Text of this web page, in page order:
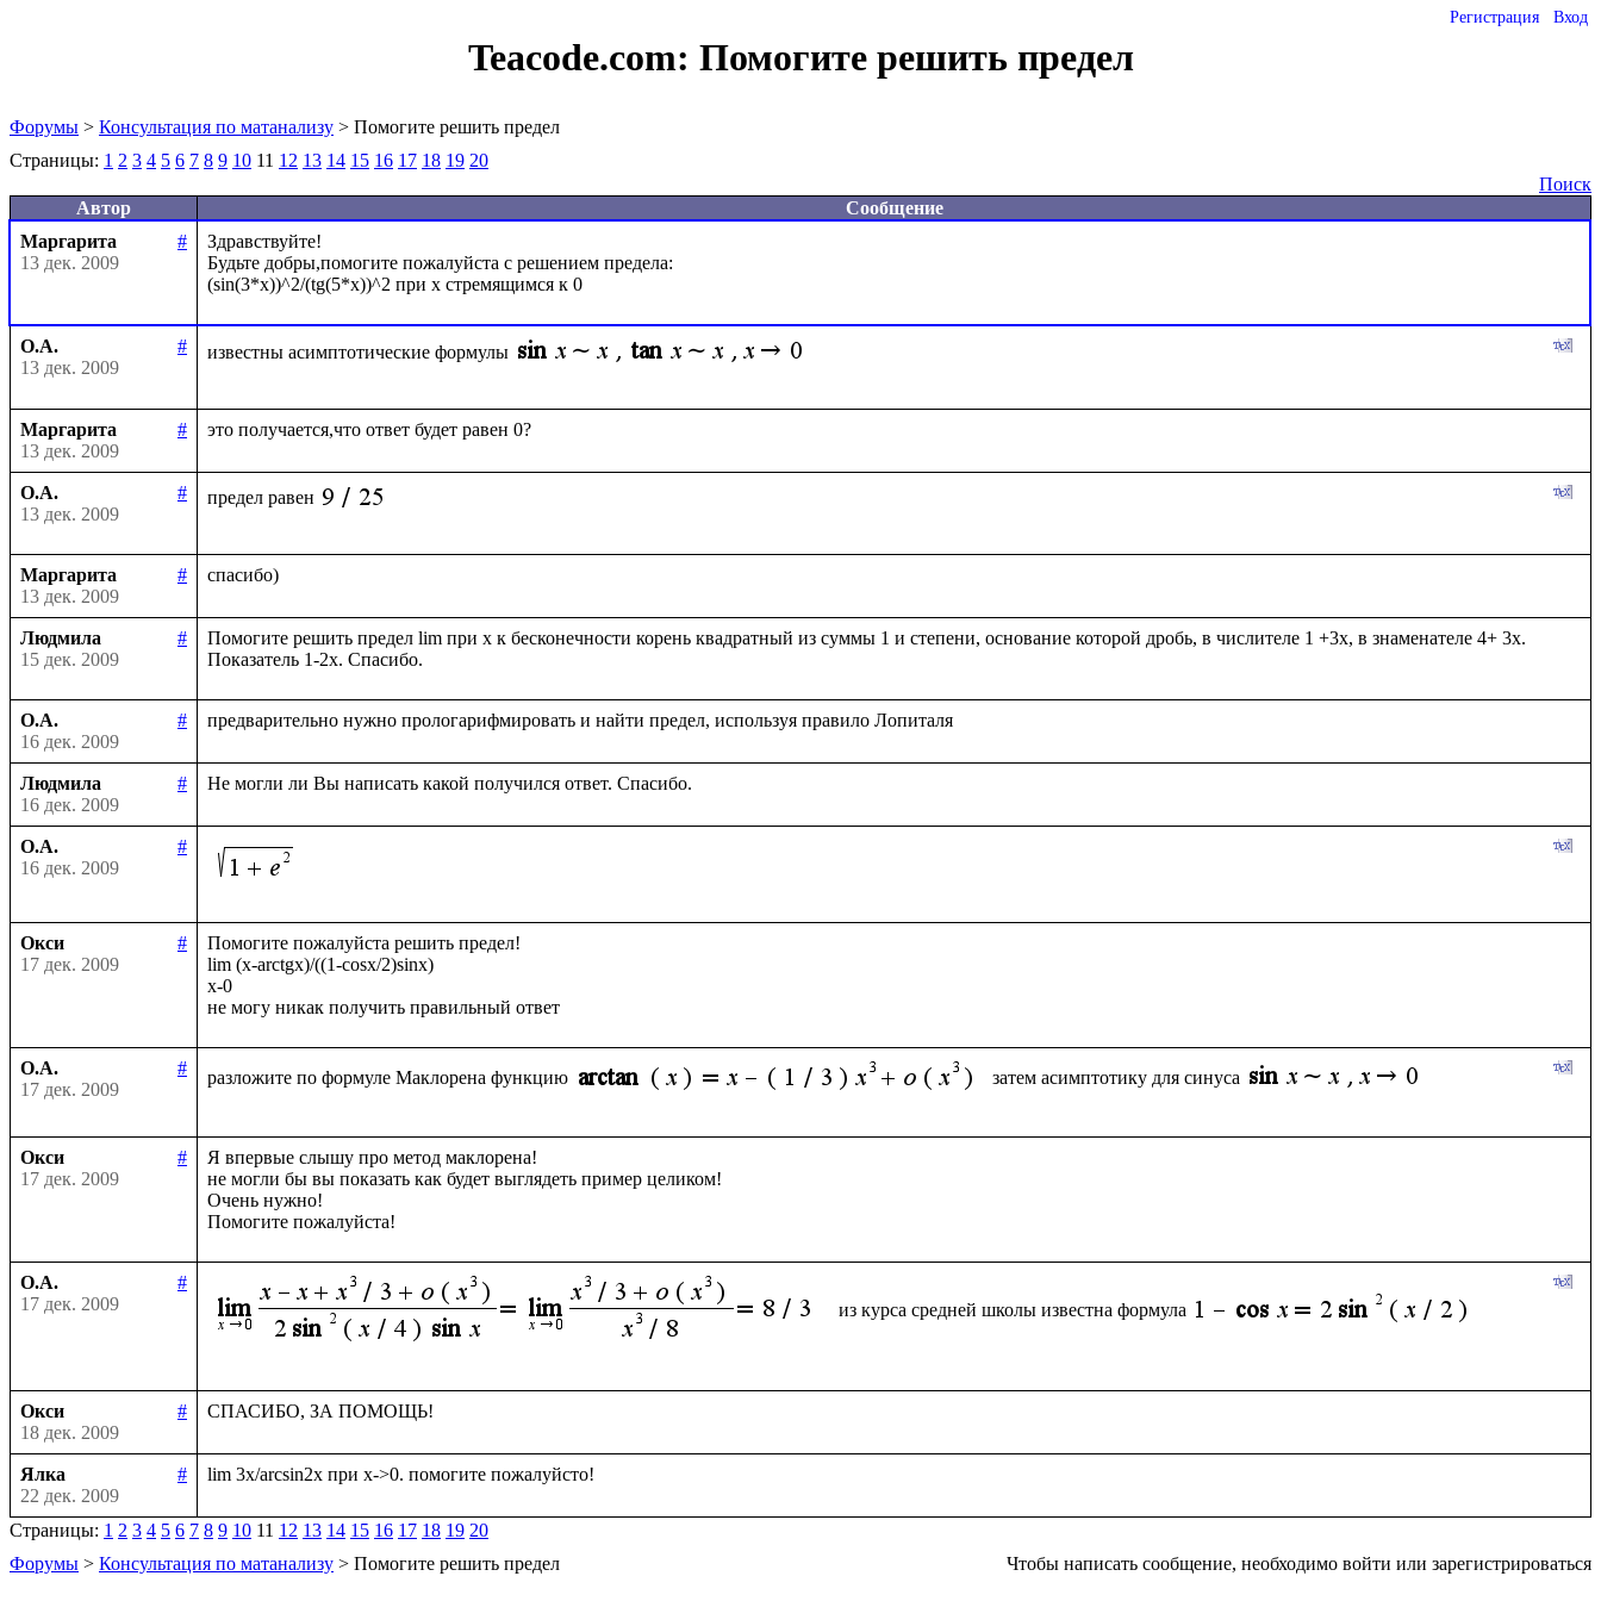
Регистрация Вход
Teacode.com: Помогите решить предел
Форумы > Консультация по матанализу > Помогите решить предел
Страницы: 1 2 3 4 5 6 7 8 9 10 11 12 13 14 15 16 17 18 19 20
Поиск
Автор
Сообщение
Маргарита
#
13 дек. 2009
Здравствуйте!
Будьте добры,помогите пожалуйста с решением предела:
О.А.
#
13 дек. 2009
известны асимптотические формулы
Маргарита
#
13 дек. 2009
О.А.
#
13 дек. 2009
предел равен
Маргарита
#
13 дек. 2009
Людмила
#
15 дек. 2009
Помогите решить предел lim при х к бесконечности корень квадратный из суммы 1 и степени, основание которой дробь, в числителе 1 +3х, в знаменателе 4+ 3х.
О.А.
#
16 дек. 2009
Людмила
#
16 дек. 2009
О.А.
#
16 дек. 2009
Окси
#
17 дек. 2009
Помогите пожалуйста решить предел!
lim (x-arctgx)/((1-cosx/2)sinx)
x-0
О.А.
#
17 дек. 2009
разложите по формуле Маклорена функцию затем асимптотику для синуса
Окси
#
17 дек. 2009
Я впервые слышу про метод маклорена!
не могли бы вы показать как будет выглядеть пример целиком!
Очень нужно!
О.А.
#
17 дек. 2009
из курса средней школы известна формула
Окси
#
18 дек. 2009
Ялка
#
22 дек. 2009
Страницы: 1 2 3 4 5 6 7 8 9 10 11 12 13 14 15 16 17 18 19 20
Форумы > Консультация по матанализу > Помогите решить предел Чтобы написать сообщение, необходимо войти или зарегистрироваться